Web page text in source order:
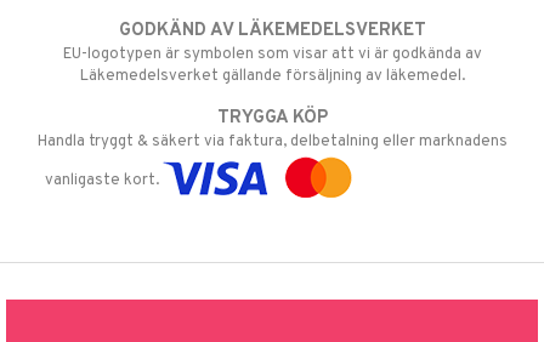
GODKÄND AV LÄKEMEDELSVERKET
EU-logotypen är symbolen som visar att vi är godkända av
Läkemedelsverket gällande försäljning av läkemedel.
TRYGGA KÖP
Handla tryggt & säkert via faktura, delbetalning eller marknadens
vanligaste kort.